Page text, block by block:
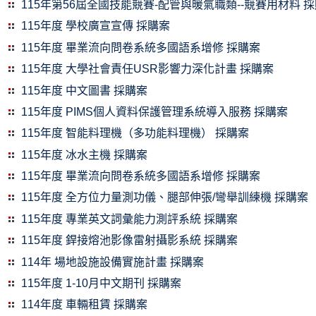
115年第56屆全國技能競賽-配管與暖氣職類--競賽用材料
115年度 學校廣宣宣傳 採購案
115年度 畢業流向問卷系統多國語系增修 採購案
115年度 大學社會責任USR影響力深化計畫 採購案
115年度 中文圖書 採購案
115年度 PIMS個人資料保護管理系統導入服務 採購案
115年度 智能料理機（多功能料理機） 採購案
115年度 冰水主機 採購案
115年度 畢業流向問卷系統多國語系增修 採購案
115年度 全方位力量測功儀、腿部伸張/彎舉訓練機 採購案
115年度 專業英文詞彙能力測評系統 採購案
115年度 銲接熔池影像雷射攝影系統 採購案
114年 場地設施設備實施計畫 採購案
115年度 1-10月中文期刊 採購案
114年度 車輛租賃 採購案